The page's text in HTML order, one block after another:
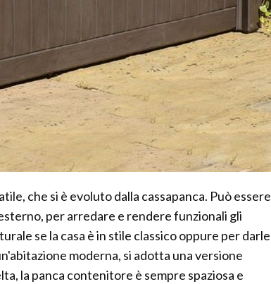
che si è evoluto dalla cassapanca. Può essere
per arredare e rendere funzionali gli
se la casa è in stile classico oppure per darle
moderna, si adotta una versione
la panca contenitore è sempre spaziosa e